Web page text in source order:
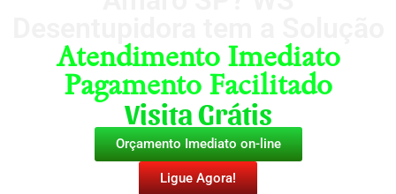
Atendimento Imediato
Pagamento Facilitado
Visita Grátis
Orçamento Imediato on-line
Ligue Agora!